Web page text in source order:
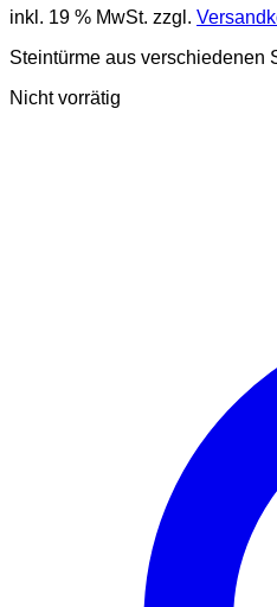
inkl. 19 % MwSt. zzgl.
Steintürme aus verschiedenen
Nicht vorrätig